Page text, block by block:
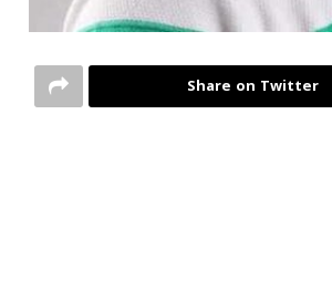
Share on Twitter